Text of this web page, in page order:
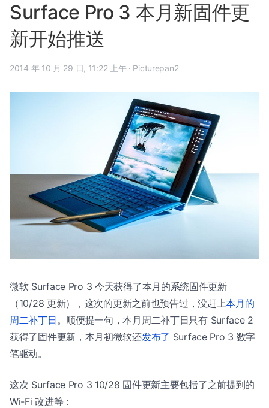
Surface Pro 3 本月新固件更
新开始推送
2014 年 10 月 29 日, 11:22 上午 · Picturepan2
微软 Surface Pro 3 今天获得了本月的系统固件更新
（10/28 更新），这次的更新之前也预告过，没赶上本月的
周二补丁日 。顺便提一句，本月周二补丁日只有 Surface 2
获得了固件更新，本月初微软还发布了 Surface Pro 3 数字
笔驱动。
这次 Surface Pro 3 10/28 固件更新主要包括了之前提到的
Wi-Fi 改进等：